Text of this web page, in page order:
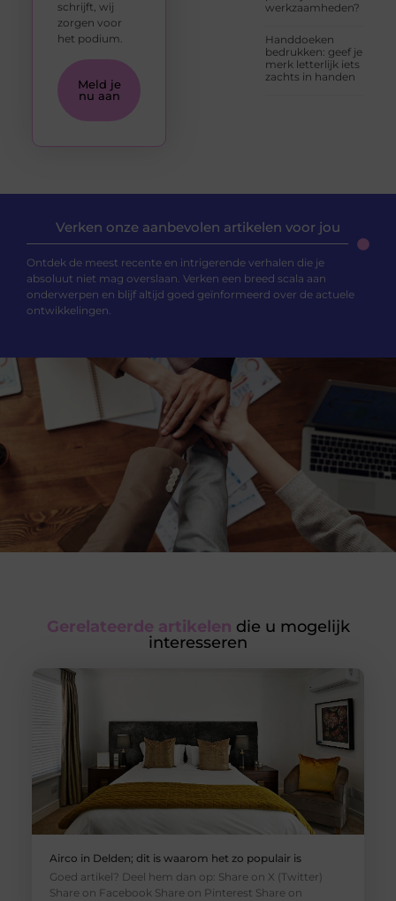
werkzaamheden?
Handdoeken
bedrukken: geef je
merk letterlijk iets
zachts in handen
schrijft, wij
zorgen voor
het podium.
Meld je
nu aan
Verken onze aanbevolen artikelen voor jou
Ontdek de meest recente en intrigerende verhalen die je
absoluut niet mag overslaan. Verken een breed scala aan
onderwerpen en blijf altijd goed geïnformeerd over de actuele
ontwikkelingen.
Gerelateerde artikelen die u mogelijk
interesseren
Airco in Delden; dit is waarom het zo populair is
Goed artikel? Deel hem dan op: Share on X (Twitter)
Share on Facebook Share on Pinterest Share on